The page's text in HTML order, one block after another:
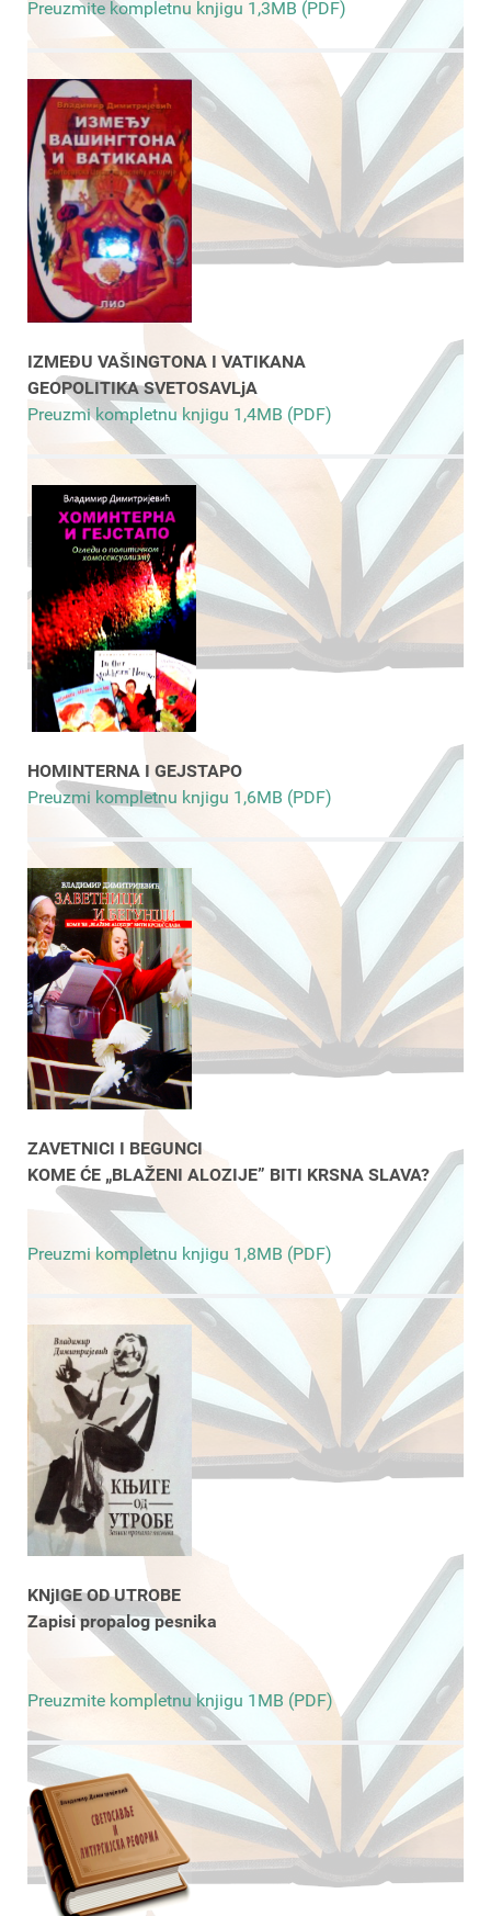
Preuzmite kompletnu knjigu 1,3MB (PDF)
IZMEĐU VAŠINGTONA I VATIKANA
GEOPOLITIKA SVETOSAVLjA
Preuzmi kompletnu knjigu 1,4MB (PDF)
HOMINTERNA I GEJSTAPO
Preuzmi kompletnu knjigu 1,6MB (PDF)
ZAVETNICI I BEGUNCI
KOME ĆE „BLAŽENI ALOZIJE” BITI KRSNA SLAVA?
Preuzmi kompletnu knjigu 1,8MB (PDF)
KNjIGE OD UTROBE
Zapisi propalog pesnika
Preuzmite kompletnu knjigu 1MB (PDF)